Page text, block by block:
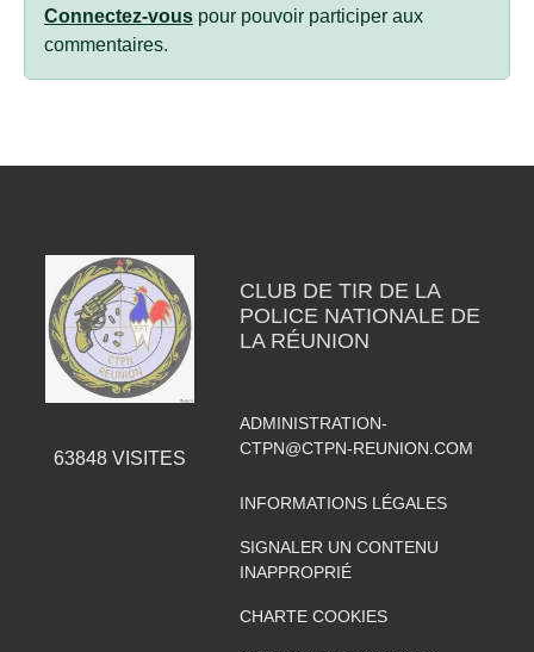
Connectez-vous pour pouvoir participer aux
commentaires.
63848VISITES
CLUB DE TIR DE LA
POLICE NATIONALE DE
LA RÉUNION
ADMINISTRATION-
CTPN@CTPN-REUNION.COM
INFORMATIONS LÉGALES
SIGNALER UN CONTENU
INAPPROPRIÉ
CHARTE COOKIES